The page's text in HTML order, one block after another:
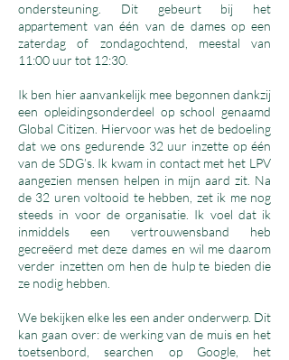
ondersteuning. Dit gebeurt bij het
appartement van één van de dames op een
zaterdag of zondagochtend, meestal van
11:00 uur tot 12:30.
Ik ben hier aanvankelijk mee begonnen dankzij
een opleidingsonderdeel op school genaamd
Global Citizen. Hiervoor was het de bedoeling
dat we ons gedurende 32 uur inzette op één
van de SDG’s. Ik kwam in contact met het LPV
aangezien mensen helpen in mijn aard zit. Na
de 32 uren voltooid te hebben, zet ik me nog
steeds in voor de organisatie. Ik voel dat ik
inmiddels een vertrouwensband heb
gecreëerd met deze dames en wil me daarom
verder inzetten om hen de hulp te bieden die
ze nodig hebben.
We bekijken elke les een ander onderwerp. Dit
kan gaan over: de werking van de muis en het
toetsenbord, searchen op Google, het